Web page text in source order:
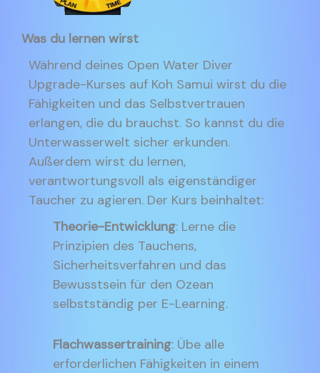
Was du lernen wirst
Während deines Open Water Diver
Upgrade-Kurses auf Koh Samui wirst du die
Fähigkeiten und das Selbstvertrauen
erlangen, die du brauchst. So kannst du die
Unterwasserwelt sicher erkunden.
Außerdem wirst du lernen,
verantwortungsvoll als eigenständiger
Taucher zu agieren. Der Kurs beinhaltet:
Theorie-Entwicklung: Lerne die
Prinzipien des Tauchens,
Sicherheitsverfahren und das
Bewusstsein für den Ozean
selbstständig per E-Learning.
Flachwassertraining: Übe alle
erforderlichen Fähigkeiten in einem